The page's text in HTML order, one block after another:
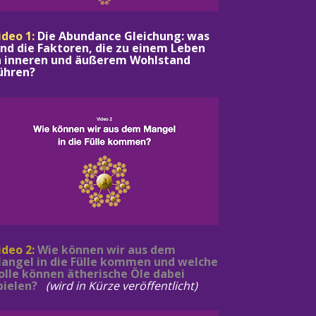
1: Die Abundance Gleichung: was
die Faktoren, die zu einem Leben
inneren und äußerem Wohlstand
2: Wie können wir aus dem
in die Fülle kommen und welche
können ätherische Öle dabei
(wird in Kürze veröffentlicht)